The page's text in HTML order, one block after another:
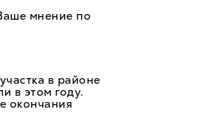
мнение по
в районе
в этом году.
окончания